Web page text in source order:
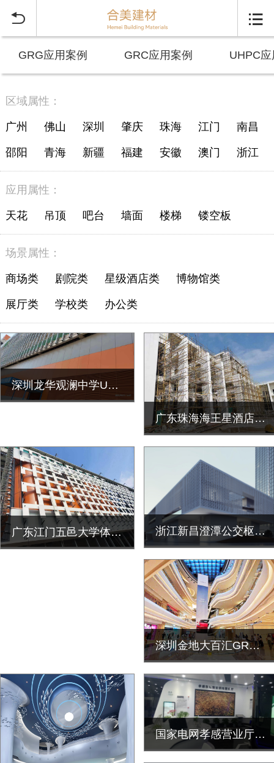
 
GRG应用案例 GRC应用案例 UHPC
区域属性：
广州 佛山 深圳 肇庆 珠海 江门 南昌
邵阳 青海 新疆 福建 安徽 澳门 浙江
应用属性：
天花 吊顶 吧台 墙面 楼梯 镂空板
场景属性：
商场类 剧院类 星级酒店类 博物馆类
展厅类 学校类 办公类
深圳龙华观澜中学UHPC外墙挂板
广东珠海海王星酒店UHPC墙面造型
广东江门五邑大学体育馆UHPC墙面造型定制施工安装 浙江新昌澄潭公交枢纽中心UHPC镂空板造型定制安装
深圳金地大百汇GRG旋转楼梯装饰工程
国家电网孝感营业厅grg墙面装饰工程